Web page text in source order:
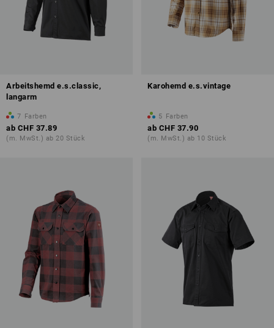
Arbeitshemd e.s.classic,
langarm
7 Farben
ab CHF 37.89
(m. MwSt.) ab 20 Stück
Karohemd e.s.vintage
5 Farben
ab CHF 37.90
(m. MwSt.) ab 10 Stück